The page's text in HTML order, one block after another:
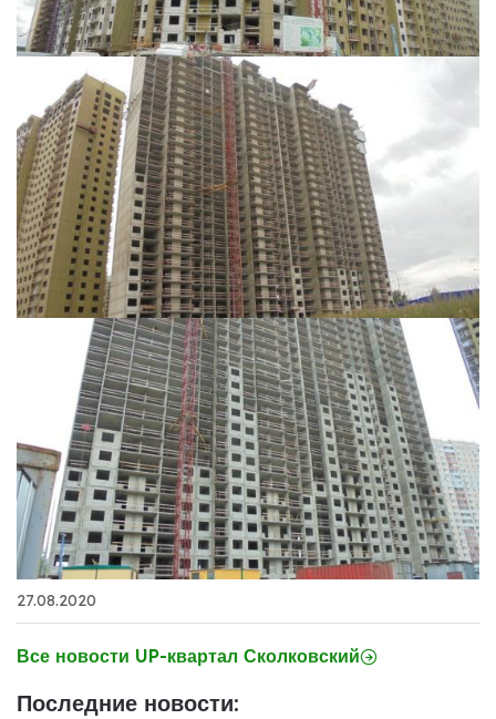
27.08.2020
Все новости UP-квартал Сколковский
Последние новости: